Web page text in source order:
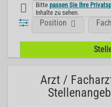
Bittepassen Sie Ihre
Inhalte zu sehen.
Position
Arzt /